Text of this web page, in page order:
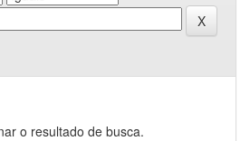
o resultado de busca.